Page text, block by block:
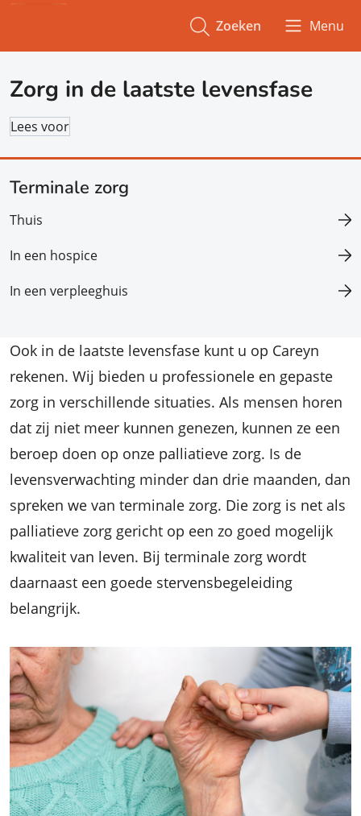
Zoeken Menu
Zorg in de laatste levensfase
Lees voor
Ook in de laatste levensfase kunt u op Careyn
rekenen. Wij bieden u professionele en gepaste
zorg in verschillende situaties. Als mensen horen
dat zij niet meer kunnen genezen, kunnen ze een
beroep doen op onze palliatieve zorg. Is de
levensverwachting minder dan drie maanden, dan
spreken we van terminale zorg. Die zorg is net als
palliatieve zorg gericht op een zo goed mogelijk
kwaliteit van leven. Bij terminale zorg wordt
daarnaast een goede stervensbegeleiding
belangrijk.
Terminale zorg
Thuis
In een hospice
In een verpleeghuis